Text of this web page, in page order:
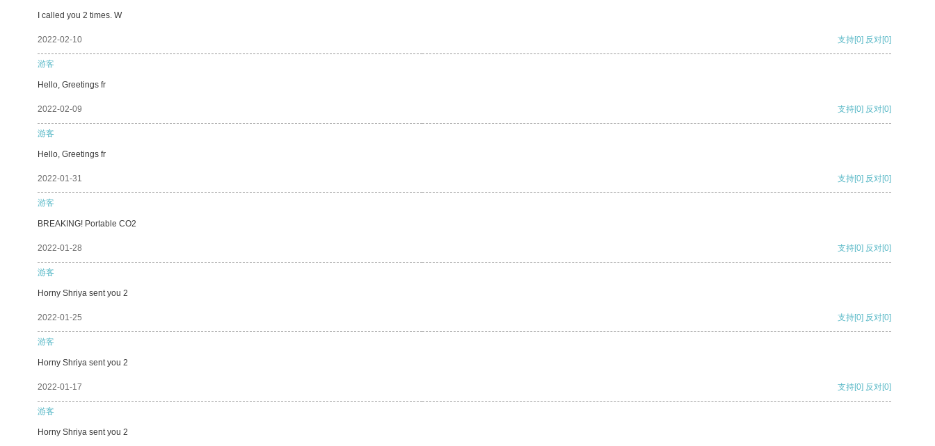
I called you 2 times. W
2022-02-10 支持[0] 反对[0]
游客
Hello, Greetings fr
2022-02-09 支持[0] 反对[0]
游客
Hello, Greetings fr
2022-01-31 支持[0] 反对[0]
游客
BREAKING! Portable CO2
2022-01-28 支持[0] 反对[0]
游客
Horny Shriya sent you 2
2022-01-25 支持[0] 反对[0]
游客
Horny Shriya sent you 2
2022-01-17 支持[0] 反对[0]
游客
Horny Shriya sent you 2